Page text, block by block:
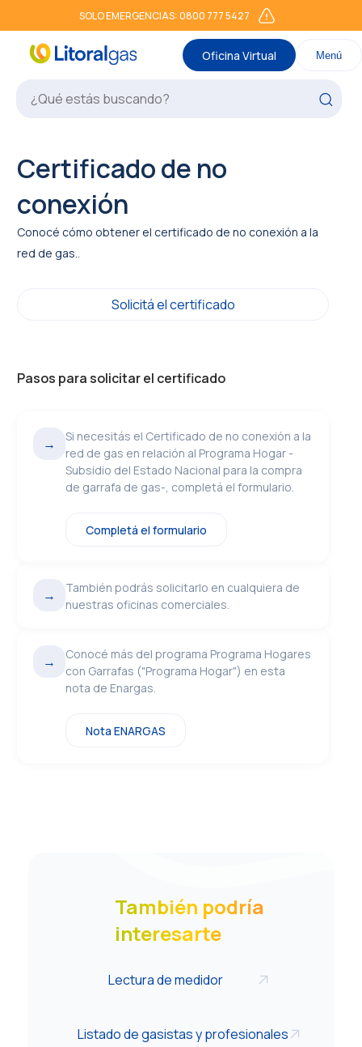
SOLO EMERGENCIAS: 0800 777 5427
Oficina Virtual Menú
Certificado de no
conexión
Conocé cómo obtener el certificado de no conexión a la
red de gas..
Solicitá el certificado
Pasos para solicitar el certificado
→
Si necesitás el Certificado de no conexión a la
red de gas en relación al Programa Hogar -
Subsidio del Estado Nacional para la compra
de garrafa de gas-, completá el formulario.
Completá el formulario
→
También podrás solicitarlo en cualquiera de
nuestras oficinas comerciales.
→
Conocé más del programa Programa Hogares
con Garrafas ("Programa Hogar") en esta
nota de Enargas.
Nota ENARGAS
También podría
interesarte
Lectura de medidor
Listado de gasistas y profesionales